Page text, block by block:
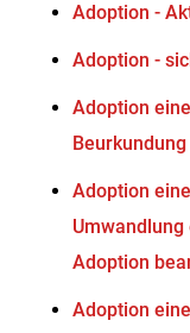
Adoption -
Adoption -
Adoption
Adoption
Adoption
Adoption